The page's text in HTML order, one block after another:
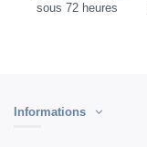
sous 72 heures
Informations